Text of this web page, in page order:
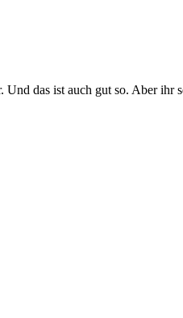
das ist auch gut so. Aber